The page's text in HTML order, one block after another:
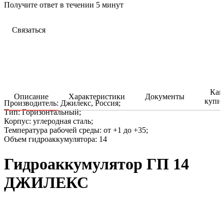
Получите ответ в течении 5 минут
Связаться
Описание Характеристики Документы
Как
Производитель: Джилекс, Россия;
Тип: Горизонтальный;
Корпус: углеродная сталь;
Температура рабочей среды: от +1 до +35;
Объем гидроаккумулятора: 14
Гидроаккумулятор ГП 14
ДЖИЛЕКС